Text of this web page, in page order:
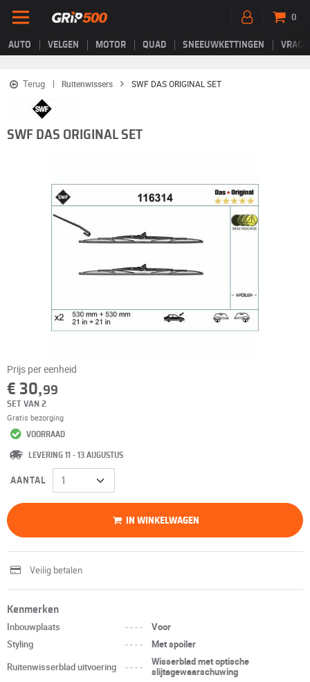
AUTO VELGEN MOTOR QUAD SNEEUWKETTINGEN
0
Terug Ruitenwissers SWF DAS ORIGINAL SET
SWF DAS ORIGINAL SET
Prijs per eenheid
€ 30,99
SET VAN 2
Gratis bezorging
VOORRAAD
LEVERING 11 - 13 AUGUSTUS
AANTAL
IN WINKELWAGEN
Veilig betalen
Kenmerken
Inbouwplaats ----
Voor
Styling
----
Met spoiler
Ruitenwisserblad uitvoering
----
Wisserblad met optische
slijtagewaarschuwing